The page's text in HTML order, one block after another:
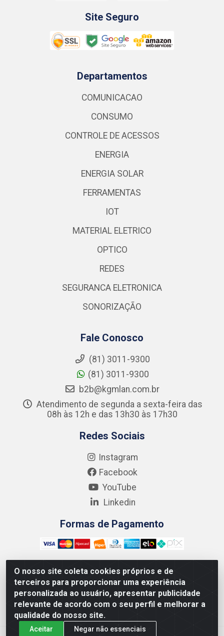
O nosso site coleta cookies próprios e de
terceiros para proporcionar uma experiência
personalizada ao usuário, apresentar publicidade
relevante de acordo com o seu perfil e melhorar a
qualidade do nosso site.
Aceitar Negar não essenciais
Site Seguro
Departamentos
COMUNICACAO
CONSUMO
CONTROLE DE ACESSOS
ENERGIA
ENERGIA SOLAR
FERRAMENTAS
IOT
MATERIAL ELETRICO
OPTICO
REDES
SEGURANCA ELETRONICA
SONORIZAÇÃO
Fale Conosco
(81) 3011-9300
(81) 3011-9300
b2b@kgmlan.com.br
Atendimento de segunda a sexta-feira das
08h às 12h e das 13h30 às 17h30
Redes Sociais
Instagram
Facebook
YouTube
Linkedin
Formas de Pagamento
Kgmlan Distribuidora LTDA - CNPJ 18.217.682/0001-54 -
Rua Pedro de Barros Cavalcante, 58 - Bultrins, Olinda/PE
- CEP 53320-110